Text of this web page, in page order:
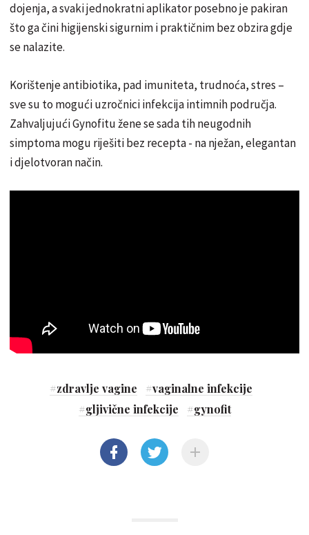
dojenja, a svaki jednokratni aplikator posebno je pakiran
što ga čini higijenski sigurnim i praktičnim bez obzira gdje
se nalazite.
Korištenje antibiotika, pad imuniteta, trudnoća, stres –
sve su to mogući uzročnici infekcija intimnih područja.
Zahvaljujući Gynofitu žene se sada tih neugodnih
simptoma mogu riješiti bez recepta - na nježan, elegantan
i djelotvoran način.
#zdravlje vagine #vaginalne infekcije
#gljivične infekcije #gynofit